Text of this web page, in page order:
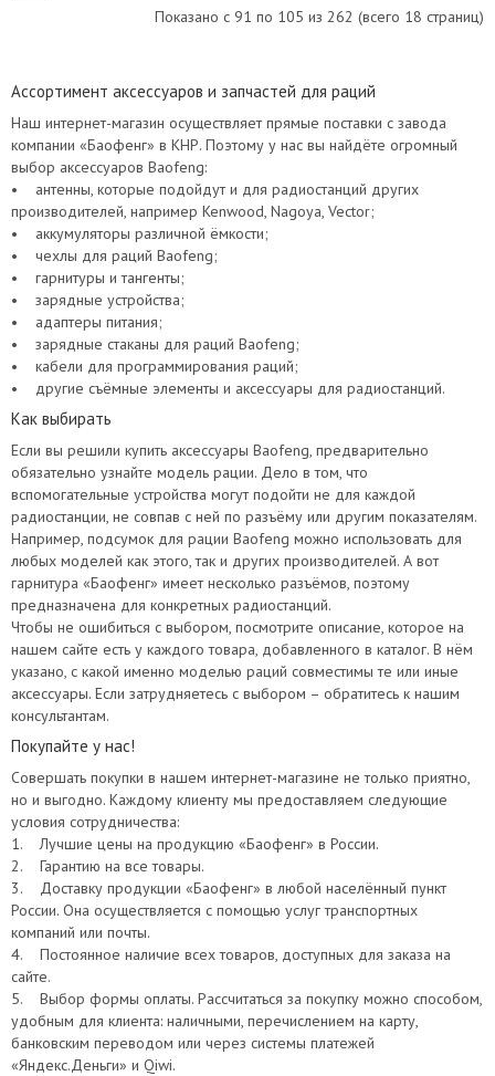
Показано с 91 по 105 из 262 (всего 18 страниц)
Ассортимент аксессуаров и запчастей для раций
Наш интернет-магазин осуществляет прямые поставки с завода
компании «Баофенг» в КНР. Поэтому у нас вы найдёте огромный
выбор аксессуаров Baofeng:
• антенны, которые подойдут и для радиостанций других
производителей, например Kenwood, Nagoya, Vector;
• аккумуляторы различной ёмкости;
• чехлы для раций Baofeng;
• гарнитуры и тангенты;
• зарядные устройства;
• адаптеры питания;
• зарядные стаканы для раций Baofeng;
• кабели для программирования раций;
• другие съёмные элементы и аксессуары для радиостанций.
Как выбирать
Если вы решили купить аксессуары Baofeng, предварительно
обязательно узнайте модель рации. Дело в том, что
вспомогательные устройства могут подойти не для каждой
радиостанции, не совпав с ней по разъёму или другим показателям.
Например, подсумок для рации Baofeng можно использовать для
любых моделей как этого, так и других производителей. А вот
гарнитура «Баофенг» имеет несколько разъёмов, поэтому
предназначена для конкретных радиостанций.
Чтобы не ошибиться с выбором, посмотрите описание, которое на
нашем сайте есть у каждого товара, добавленного в каталог. В нём
указано, с какой именно моделью раций совместимы те или иные
аксессуары. Если затрудняетесь с выбором – обратитесь к нашим
консультантам.
Покупайте у нас!
Совершать покупки в нашем интернет-магазине не только приятно,
но и выгодно. Каждому клиенту мы предоставляем следующие
условия сотрудничества:
1. Лучшие цены на продукцию «Баофенг» в России.
2. Гарантию на все товары.
3. Доставку продукции «Баофенг» в любой населённый пункт
России. Она осуществляется с помощью услуг транспортных
компаний или почты.
4. Постоянное наличие всех товаров, доступных для заказа на
сайте.
5. Выбор формы оплаты. Рассчитаться за покупку можно способом,
удобным для клиента: наличными, перечислением на карту,
банковским переводом или через системы платежей
«Яндекс.Деньги» и Qiwi.